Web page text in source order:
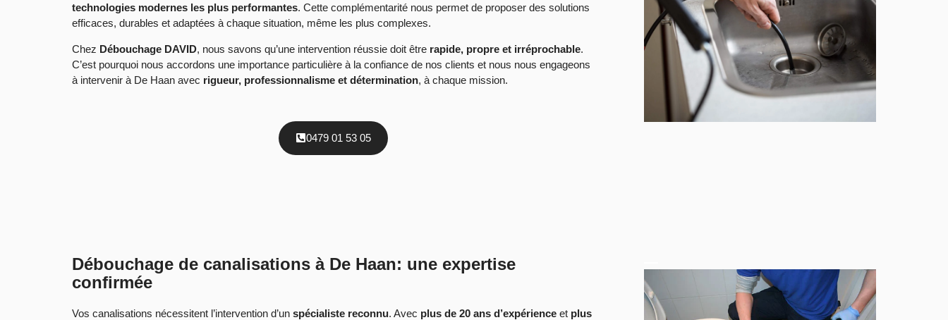
technologies modernes les plus performantes. Cette complémentarité nous permet de proposer des solutions
efficaces, durables et adaptées à chaque situation, même les plus complexes.
Chez Débouchage DAVID, nous savons qu’une intervention réussie doit être rapide, propre et irréprochable.
C’est pourquoi nous accordons une importance particulière à la confiance de nos clients et nous nous engageons
à intervenir à De Haan avec rigueur, professionnalisme et détermination, à chaque mission.
0479 01 53 05
Débouchage de canalisations à De Haan: une expertise
confirmée
Vos canalisations nécessitent l’intervention d’un spécialiste reconnu. Avec plus de 20 ans d’expérience et plus